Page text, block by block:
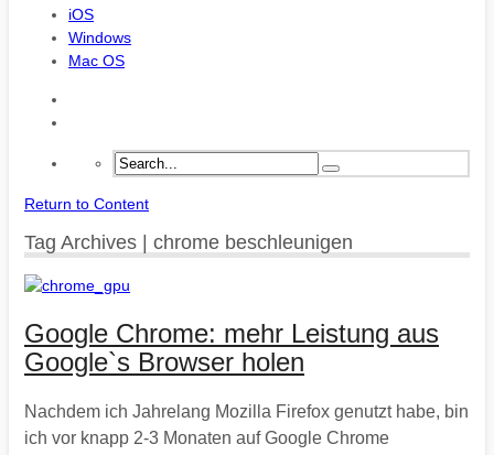
iOS
Windows
Mac OS
Return to Content
Tag Archives | chrome beschleunigen
Google Chrome: mehr Leistung aus
Google`s Browser holen
Nachdem ich Jahrelang Mozilla Firefox genutzt habe, bin
ich vor knapp 2-3 Monaten auf Google Chrome